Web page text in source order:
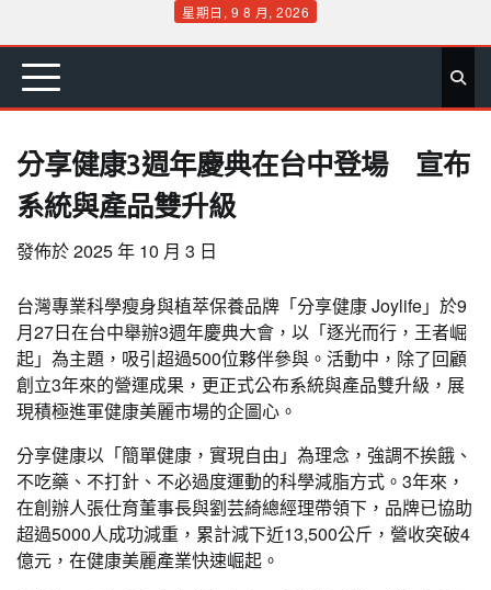
content
星期日, 9 8 月, 2026
首 要 娛 生 社 文 公 運 旅 政 地 專
分享健康3週年慶典在台中登場 宣布
系統與產品雙升級
發佈於2025 年 10 月 3 日
台灣專業科學瘦身與植萃保養品牌「分享健康 Joylife」於9
月27日在台中舉辦3週年慶典大會，以「逐光而行，王者崛
起」為主題，吸引超過500位夥伴參與。活動中，除了回顧
創立3年來的營運成果，更正式公布系統與產品雙升級，展
現積極進軍健康美麗市場的企圖心。
分享健康以「簡單健康，實現自由」為理念，強調不挨餓、
不吃藥、不打針、不必過度運動的科學減脂方式。3年來，
在創辦人張仕育董事長與劉芸綺總經理帶領下，品牌已協助
超過5000人成功減重，累計減下近13,500公斤，營收突破4
億元，在健康美麗產業快速崛起。